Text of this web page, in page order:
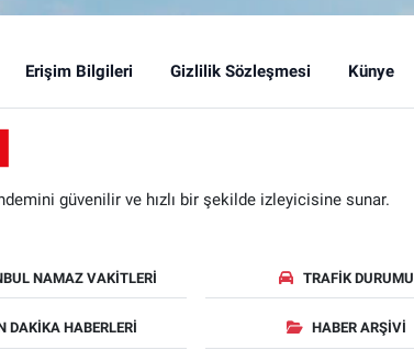
Erişim Bilgileri Gizlilik Sözleşmesi Künye
güvenilir ve hızlı bir şekilde izleyicisine sunar.
NAMAZ VAKITLERI TRAFIK DURUMU
DAKIKA HABERLERI HABER ARŞIVI